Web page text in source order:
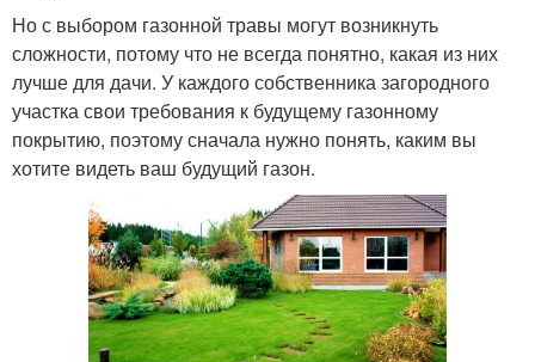
Но с выбором газонной травы могут возникнуть
сложности, потому что не всегда понятно, какая из них
лучше для дачи. У каждого собственника загородного
участка свои требования к будущему газонному
покрытию, поэтому сначала нужно понять, каким вы
хотите видеть ваш будущий газон.